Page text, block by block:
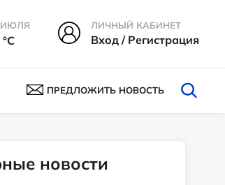
ИЮЛЯ ЛИЧНЫЙ КАБИНЕТ
Вход / Регистрация
ПРЕДЛОЖИТЬ НОВОСТЬ
новости